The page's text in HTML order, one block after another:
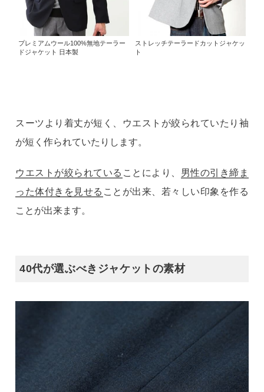
プレミアムウール100%無地テーラー
ドジャケット 日本製
ストレッチテーラードカットジャケッ
ト
スーツより着丈が短く、ウエストが絞られていたり袖
が短く作られていたりします。
ウエストが絞られている ことにより、 男性の引き締ま
った体付きを見せる ことが出来、若々しい印象を作る
ことが出来ます。
40代が選ぶべきジャケットの素材